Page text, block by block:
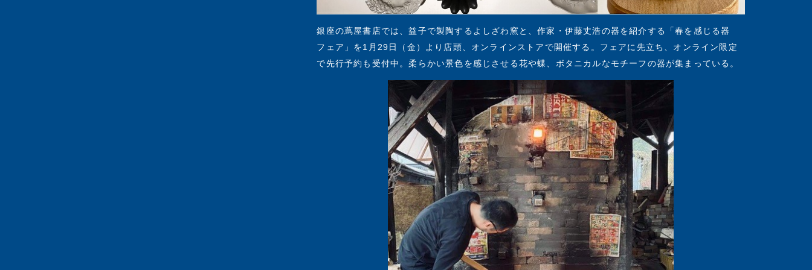
銀座の蔦屋書店では、益子で製陶するよしざわ窯と、作家・伊藤丈浩の器を紹介する「春を感じる器
フェア」を1月29日（金）より店頭、オンラインストアで開催する。フェアに先立ち、オンライン限定
で先行予約も受付中。柔らかい景色を感じさせる花や蝶、ボタニカルなモチーフの器が集まっている。